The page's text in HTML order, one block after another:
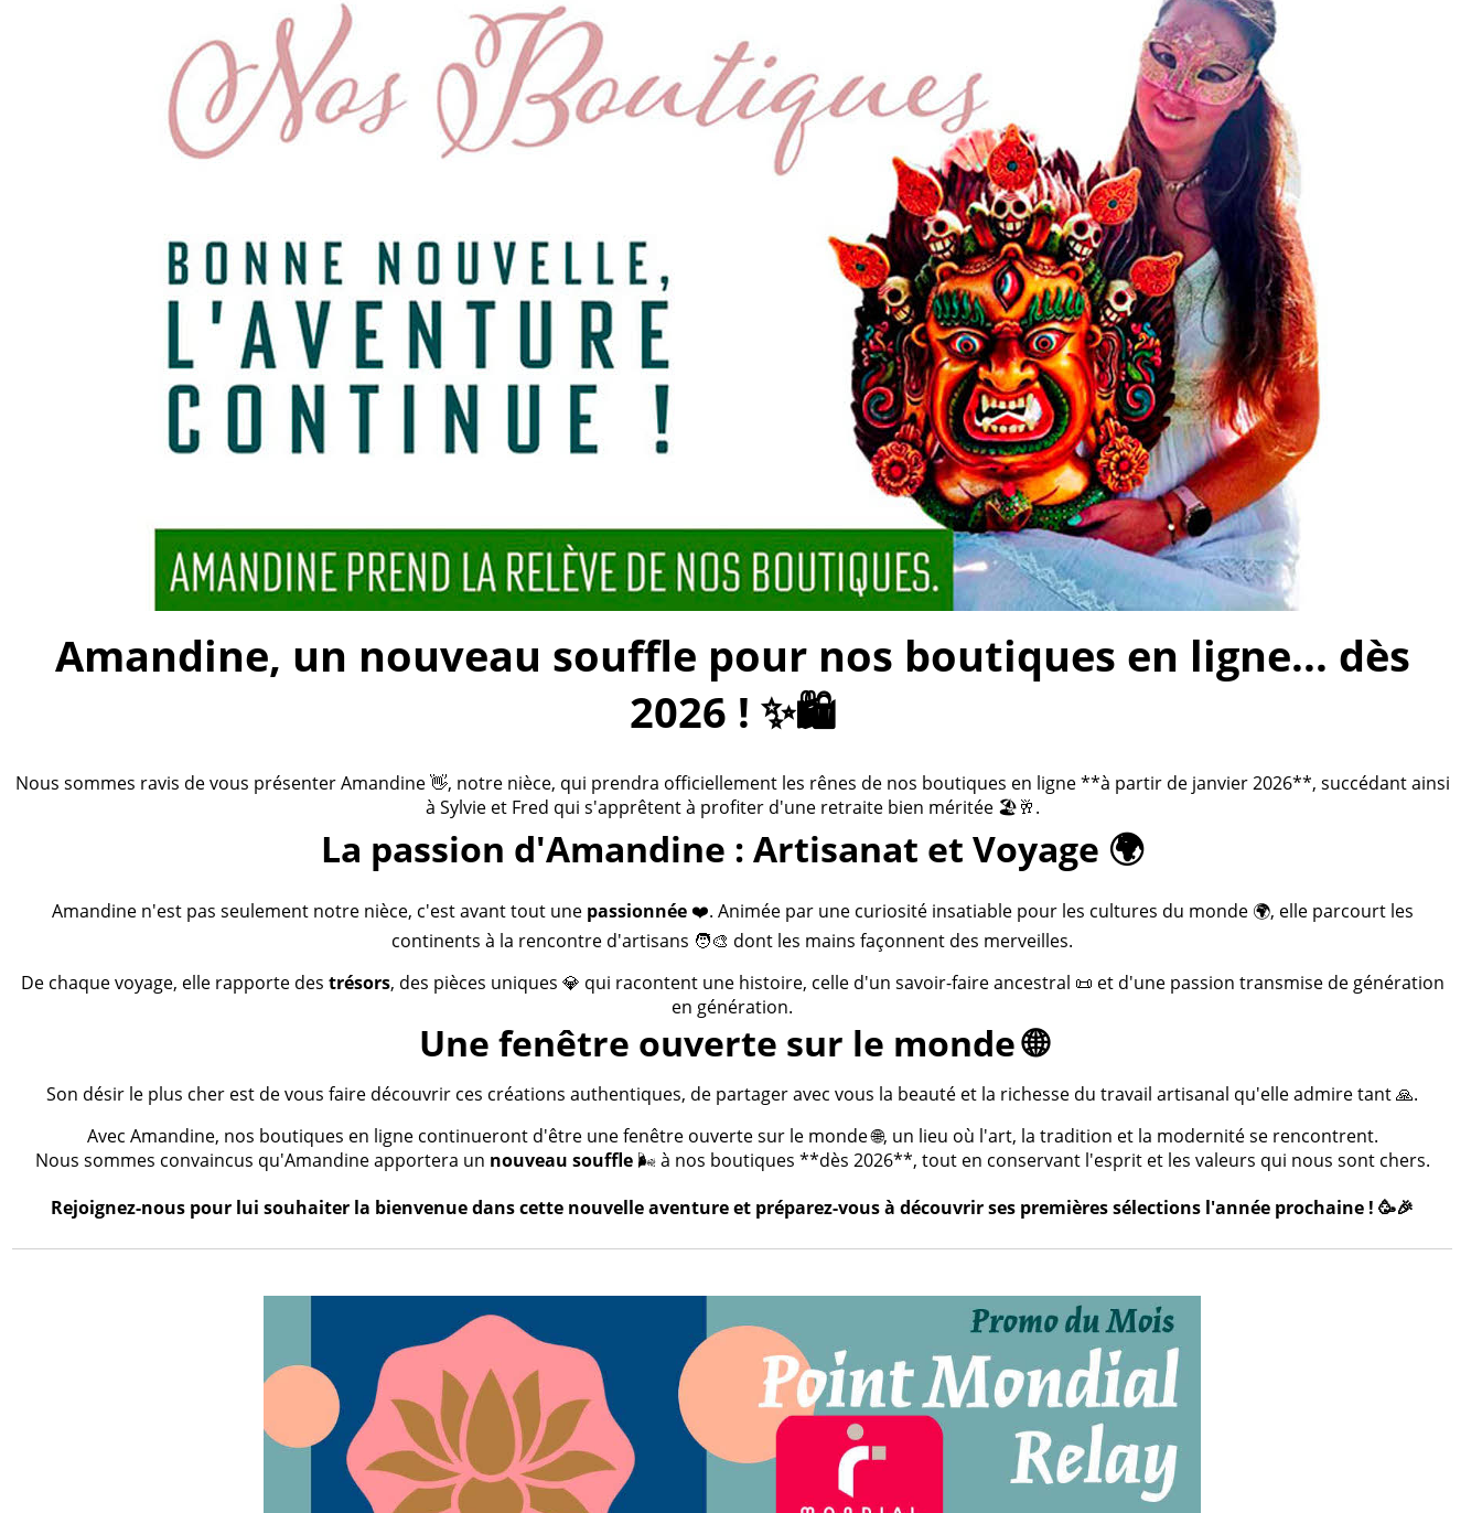
Amandine, un nouveau souffle pour nos boutiques en ligne... dès
2026 ! ✨🛍️
Nous sommes ravis de vous présenter Amandine 👋, notre nièce, qui prendra officiellement les rênes de nos boutiques en ligne **à partir de janvier 2026**, succédant ainsi
à Sylvie et Fred qui s'apprêtent à profiter d'une retraite bien méritée 🏖️🥂.
La passion d'Amandine : Artisanat et Voyage 🌍
Amandine n'est pas seulement notre nièce, c'est avant tout une passionnée❤️. Animée par une curiosité insatiable pour les cultures du monde 🌍, elle parcourt les
continents à la rencontre d'artisans 🧑‍🎨 dont les mains façonnent des merveilles.
De chaque voyage, elle rapporte des trésors, des pièces uniques 💎 qui racontent une histoire, celle d'un savoir-faire ancestral 📜 et d'une passion transmise de génération
en génération.
Une fenêtre ouverte sur le monde 🌐
Son désir le plus cher est de vous faire découvrir ces créations authentiques, de partager avec vous la beauté et la richesse du travail artisanal qu'elle admire tant 🙏.
Avec Amandine, nos boutiques en ligne continueront d'être une fenêtre ouverte sur le monde 🌐, un lieu où l'art, la tradition et la modernité se rencontrent.
Nous sommes convaincus qu'Amandine apportera un nouveau souffle🌬️ à nos boutiques **dès 2026**, tout en conservant l'esprit et les valeurs qui nous sont chers.
Rejoignez-nous pour lui souhaiter la bienvenue dans cette nouvelle aventure et préparez-vous à découvrir ses premières sélections l'année prochaine ! 🥳🎉